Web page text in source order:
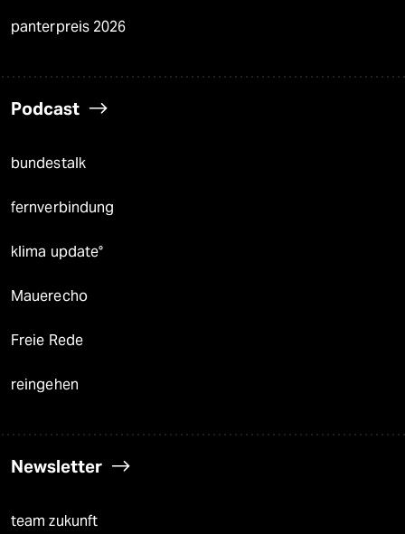
panterpreis 2026
Podcast
bundestalk
fernverbindung
klima update°
Mauerecho
Freie Rede
reingehen
Newsletter
team zukunft